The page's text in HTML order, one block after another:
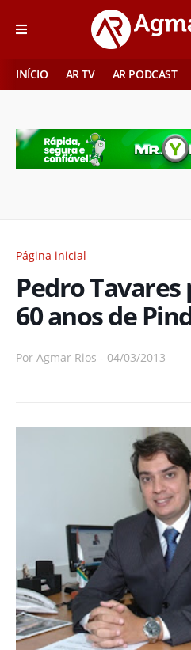
INÍCIO AR TV AR PODCAST
Página inicial
Pedro
60 anos de
Por Agmar Rios - 04/03/2013